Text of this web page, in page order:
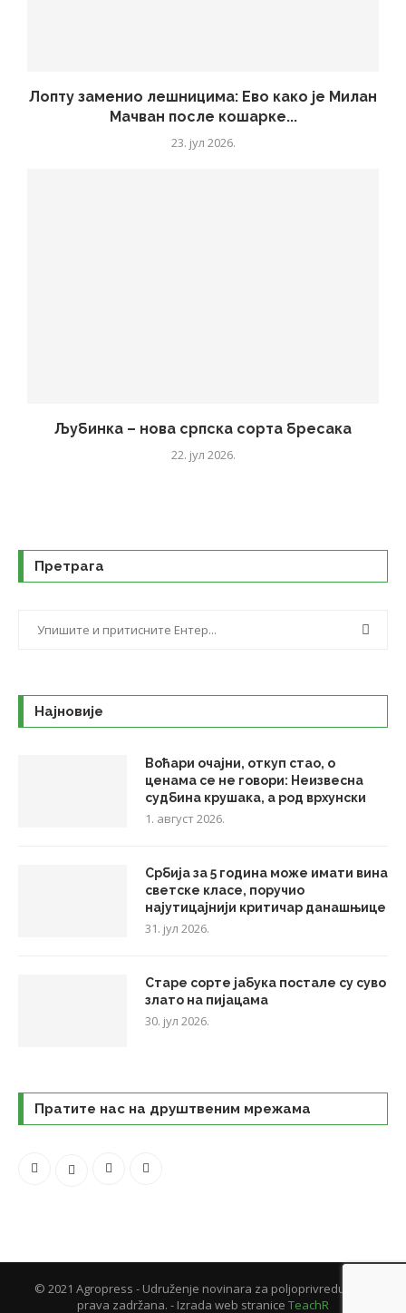
Лопту заменио лешницима: Ево како је Милан
Мачван после кошарке...
23. јул 2026.
Љубинка – нова српска сорта бресака
22. јул 2026.
Претрага
Најновије
Воћари очајни, откуп стао, о
ценама се не говори: Неизвесна
судбина крушака, а род врхунски
1. август 2026.
Србија за 5 година може имати вина
светске класе, поручио
најутицајнији критичар данашњице
31. јул 2026.
Старе сорте јабука постале су суво
злато на пијацама
30. јул 2026.
Пратите нас на друштвеним мрежама
© 2021 Agropress - Udruženje novinara za poljoprivredu. Sva
prava zadržana. - Izrada web stranice TeachR